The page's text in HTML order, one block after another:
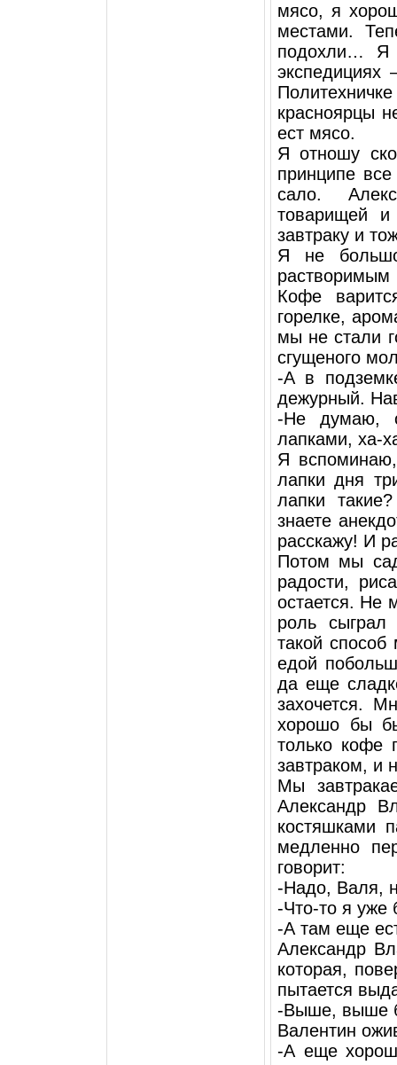
мясо, я
местами.
подохли… Я
экспедициях
красноярцы
ест мясо.
Я отношу
принципе все
сало.
товарищей
завтраку и
Я не
растворимым
Кофе
горелке,
мы не стали
сгущеного
-А в
дежурный.
-Не думаю,
лапками, ха-
Я
лапки дня
лапки
знаете
расскажу! И
Потом мы
радости,
остается. Не
роль
такой
едой
да еще
захочется.
хорошо бы
только
завтраком, и
Мы
Александр
костяшками
медленно
говорит:
-Надо, Валя,
-Что-то я уже
-А там еще
Александр
которая,
пытается
-Выше, выше
Валентин
-А еще